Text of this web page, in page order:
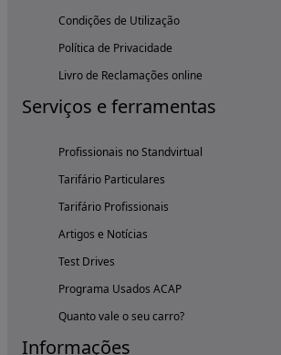
Condições de Utilização
Política de Privacidade
Livro de Reclamações online
Serviços e ferramentas
Profissionais no Standvirtual
Tarifário Particulares
Tarifário Profissionais
Artigos e Notícias
Test Drives
Programa Usados ACAP
Quanto vale o seu carro?
Informações